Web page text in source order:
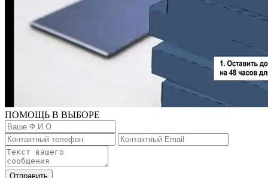
ПОМОЩЬ В ВЫБОРЕ
Отправить